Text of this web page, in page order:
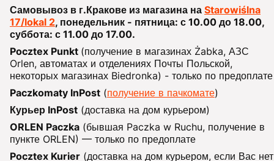
Самовывоз в г.Кракове из магазина на Starowiślna
17/lokal 2, понедельник - пятница: с 10.00 до 18.00,
суббота: с 11.00 до 17.00.
Pocztex Punkt (получение в магазинах Żabka, АЗС
Orlen, автоматах и отделениях Почты Польской,
некоторых магазинах Biedronka) - только по предоплате
Paczkomaty InPost (получение в пачкомате)
Курьер InPost (доставка на дом курьером)
ORLEN Paczka (бывшая Paczka w Ruchu, получение в
пункте ORLEN) — только по предоплате
Pocztex Kurier (доставка на дом курьером, если Вас нет